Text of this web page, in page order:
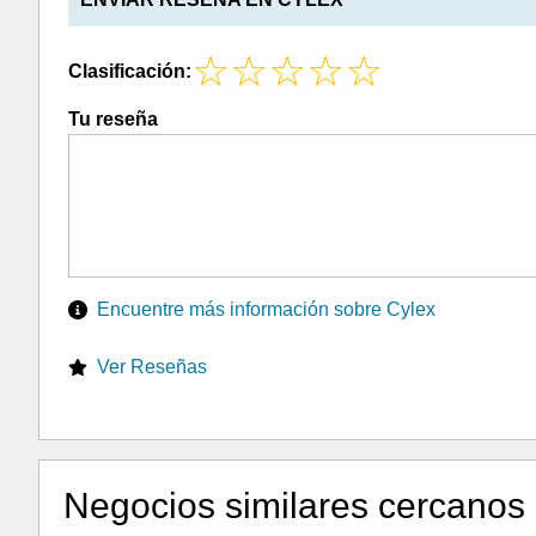
Clasificación:
Tu reseña
Encuentre más información sobre Cylex
Ver Reseñas
Negocios similares cercanos